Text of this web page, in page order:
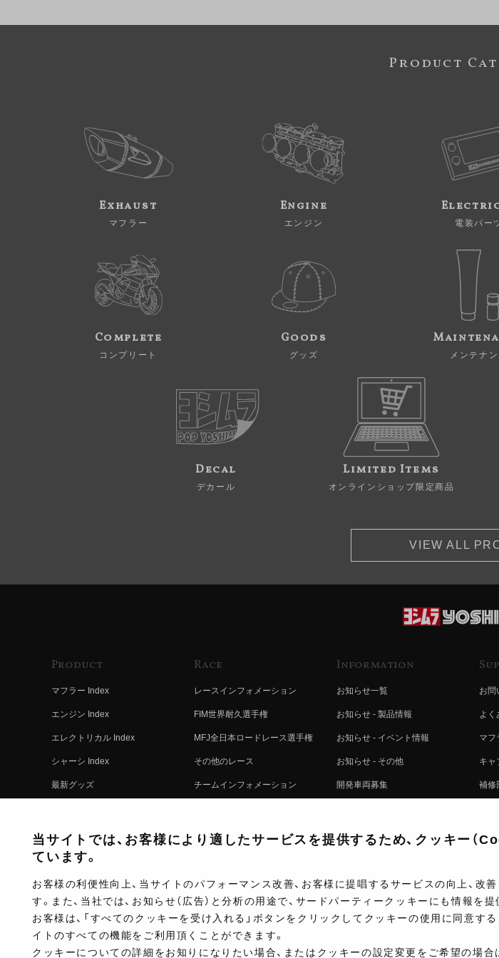
Product
Exhaust
マフラー
Engine
エンジン 電装パー
Complete
コンプリート
Goods
グッズ メンテナン
Decal
デカール
Limited Items
オンラインショップ限定商品
VIEW ALL
Product
マフラー Index
エンジン Index
エレクトリカル Index
シャーシ Index
最新グッズ
コンプリート
Race
レースインフォメーション
FIM世界耐久選手権
MFJ全日本ロードレース選手権
その他のレース
チームインフォメーション
レースムービー
Information
お知らせ一覧
お知らせ - 製品情報
お知らせ - イベント情報
お知らせ - その他
開発車両募集
注文方法
お問
よく
マフ
キャ
補修
製
ポイ
ショ
製品
当サイトでは、お客様により適したサービスを提供するため、クッキー（
ています。
お客様の利便性向上、当サイトのパフォーマンス改善、お客様に提唱するサービスの向上、改
す。また、当社では、お知らせ（広告）と分析の用途で、サードパーティークッキーにも情報を提
お客様は、「すべてのクッキーを受け入れる」ボタンをクリックしてクッキーの使用に同意す
イトのすべての機能をご利用頂くことができます。
クッキーについての詳細をお知りになりたい場合、またはクッキーの設定変更をご希望の場合